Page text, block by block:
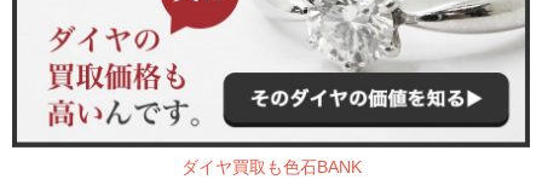
ダイヤ買取も色石BANK